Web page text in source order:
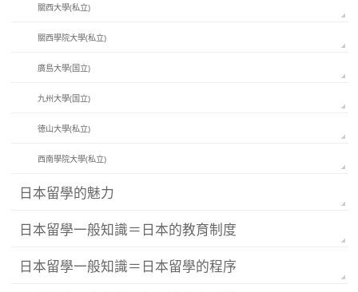
關西大學(私立)
關西學院大學(私立)
廣島大學(国立)
九州大學(国立)
徳山大學(私立)
西南學院大學(私立)
日本留學的魅力
日本留學一般知識＝日本的教育制度
日本留學一般知識＝日本留學的程序